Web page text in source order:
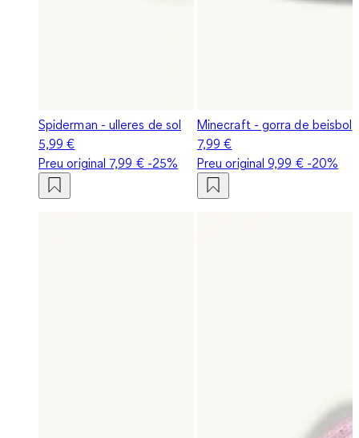
Spiderman - ulleres de sol
5,99 €
Preu original 7,99 €-25%
Minecraft - gorra de beisbol
7,99 €
Preu original9,99 €-20%